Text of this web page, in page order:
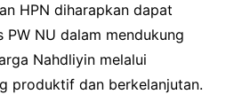
HPN diharapkan dapat
NU dalam mendukung
Nahdliyin melalui
produktif dan berkelanjutan.